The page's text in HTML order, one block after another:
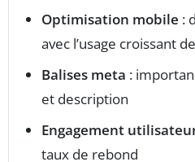
Optimisation mobile :
avec l’usage croissant
Balises meta :
et description
Engagement
taux de rebond